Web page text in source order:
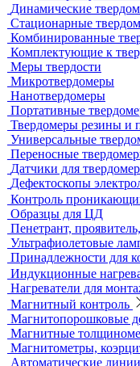
Химреактивы
Фиксаж для
Принадлежности
Пауки, штативы
Твердометрия
Ультразвуковые
Динамические
Стационарные
Комбинированные
Комплектующие к
Меры твердости
Микротвердомеры
Нанотвердомеры
Портативные
Твердомеры резины и
Универсальные
Переносные
Датчики для
Дефектоскопы